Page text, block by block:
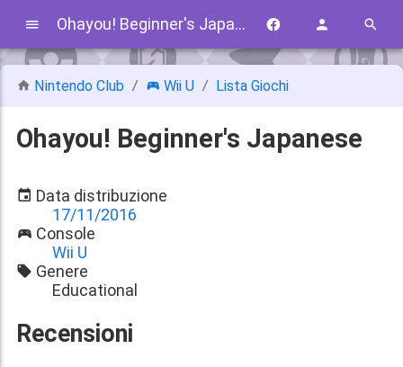
Ohayou! Beginner's Japanese
Nintendo Club Wii U Lista Giochi
Ohayou! Beginner's Japanese
Data distribuzione
17/11/2016
Console
Wii U
Genere
Educational
Recensioni